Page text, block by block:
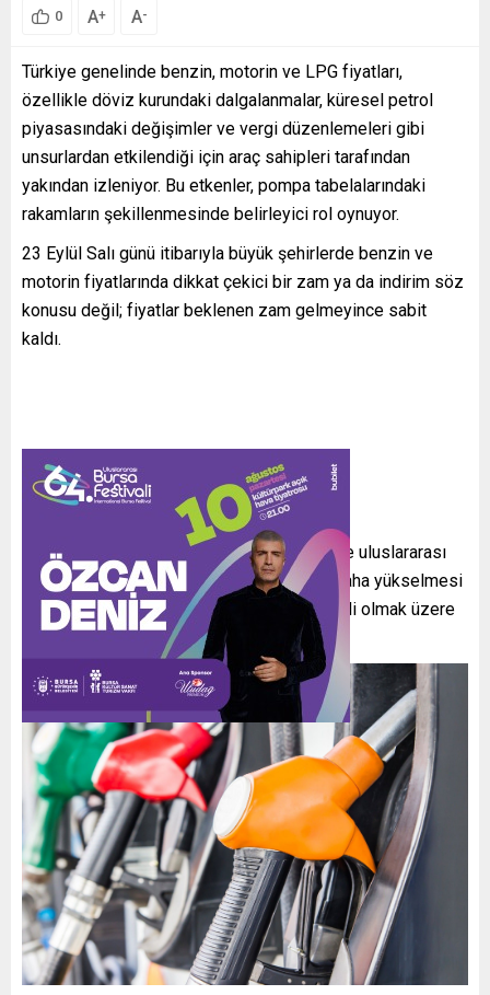
0 A+ A-
Türkiye genelinde benzin, motorin ve LPG fiyatları,
özellikle döviz kurundaki dalgalanmalar, küresel petrol
piyasasındaki değişimler ve vergi düzenlemeleri gibi
unsurlardan etkilendiği için araç sahipleri tarafından
yakından izleniyor. Bu etkenler, pompa tabelalarındaki
rakamların şekillenmesinde belirleyici rol oynuyor.
23 Eylül Salı günü itibarıyla büyük şehirlerde benzin ve
motorin fiyatlarında dikkat çekici bir zam ya da indirim söz
konusu değil; fiyatlar beklenen zam gelmeyince sabit
kaldı.
Gazeteci Olcay Aydilek’in duyurduğuna göre uluslararası
piyasalarda Brent petrol fiyatlarının biraz daha yükselmesi
halinde benzine cumartesi gününden geçerli olmak üzere
yaklaşık 1 TL zambekleniyordu.